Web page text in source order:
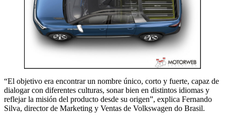
“El objetivo era encontrar un nombre único, corto y fuerte, capaz de
dialogar con diferentes culturas, sonar bien en distintos idiomas y
reflejar la misión del producto desde su origen”, explica Fernando
Silva, director de Marketing y Ventas de Volkswagen do Brasil.